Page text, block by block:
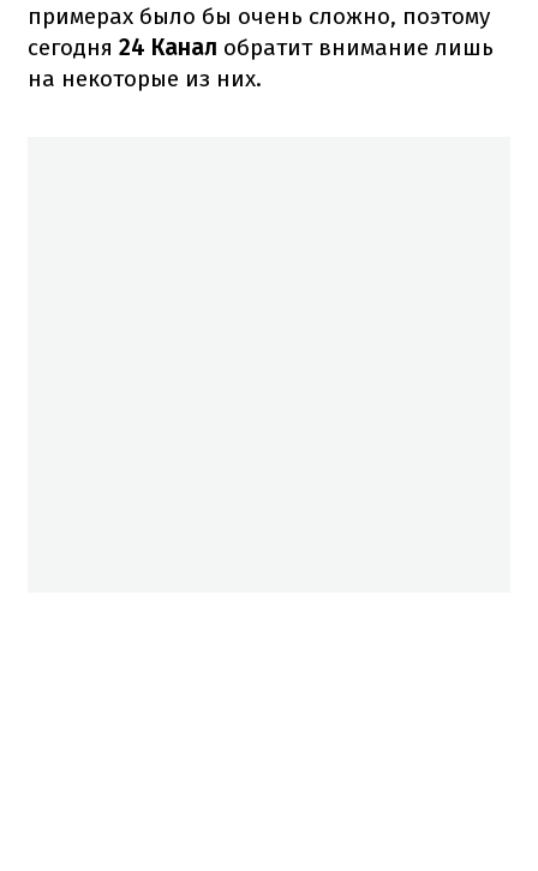
примерах было бы очень сложно, поэтому
сегодня 24 Канал обратит внимание лишь
на некоторые из них.